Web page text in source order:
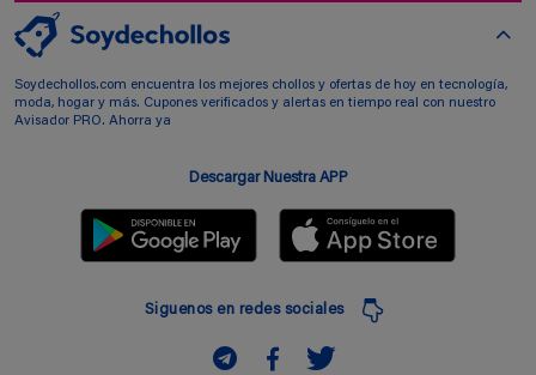
Soydechollos.com encuentra los mejores chollos y ofertas de hoy en tecnología,
moda, hogar y más. Cupones verificados y alertas en tiempo real con nuestro
Avisador PRO. Ahorra ya
Descargar Nuestra APP
Siguenos en redes sociales